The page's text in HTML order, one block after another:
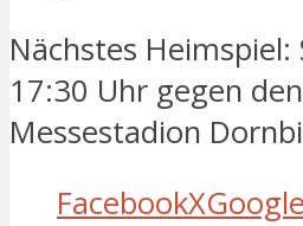
Nächstes
17:30 Uhr gegen
Messestadion
FacebookX